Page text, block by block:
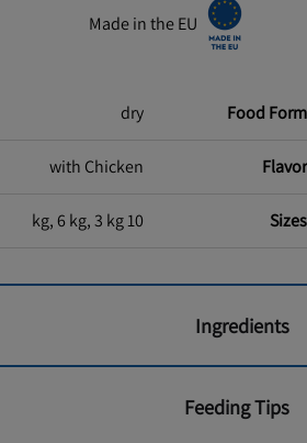
Made in the EU
Food Form
dry
Flavor
with Chicken
Sizes
10 kg, 6 kg, 3 kg
Ingredients
Feeding Tips